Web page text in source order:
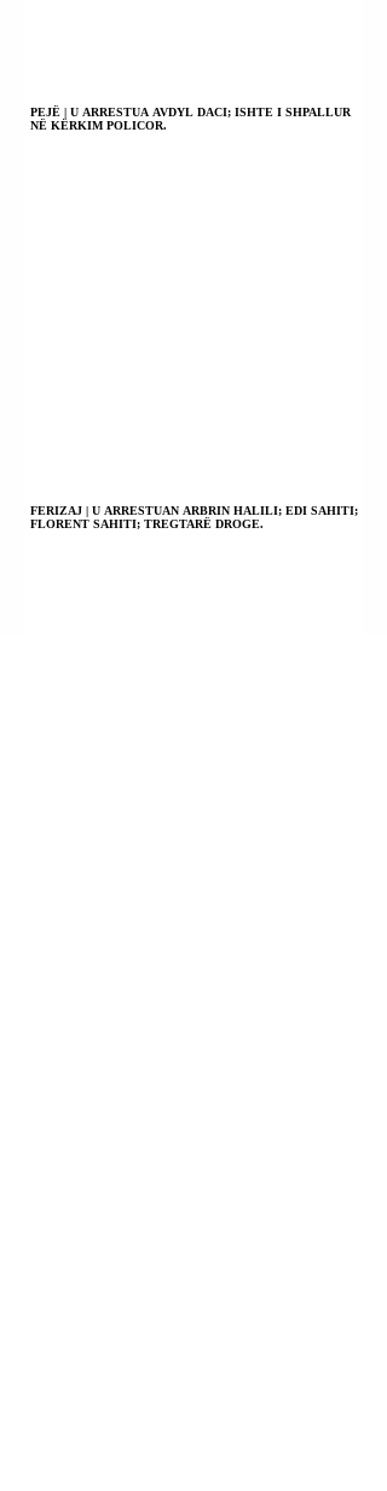
PEJË | U ARRESTUA AVDYL DACI; ISHTE I SHPALLUR
NË KËRKIM POLICOR.
FERIZAJ | U ARRESTUAN ARBRIN HALILI; EDI SAHITI;
FLORENT SAHITI; TREGTARË DROGE.